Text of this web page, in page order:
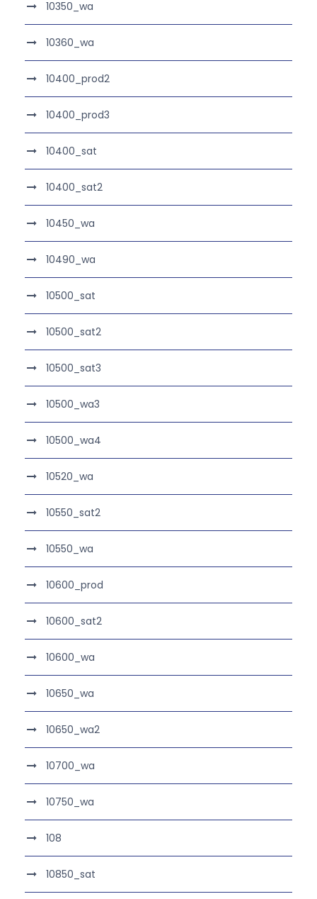
10350_wa
10360_wa
10400_prod2
10400_prod3
10400_sat
10400_sat2
10450_wa
10490_wa
10500_sat
10500_sat2
10500_sat3
10500_wa3
10500_wa4
10520_wa
10550_sat2
10550_wa
10600_prod
10600_sat2
10600_wa
10650_wa
10650_wa2
10700_wa
10750_wa
108
10850_sat